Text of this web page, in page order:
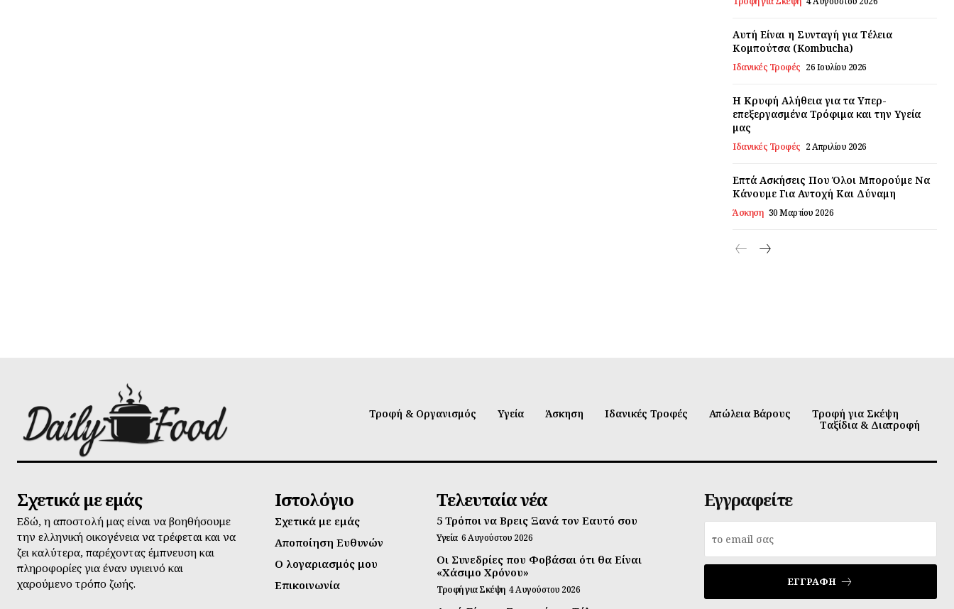
Αυτή Είναι η Συνταγή για Τέλεια
Κομπούτσα (Kombucha)
Ιδανικές Τροφές 26 Ιουλίου 2026
Η Κρυφή Αλήθεια για τα Υπερ-
επεξεργασμένα Τρόφιμα και την Υγεία
μας
Ιδανικές Τροφές 2 Απριλίου 2026
Επτά Ασκήσεις Που Όλοι Μπορούμε Να
Κάνουμε Για Αντοχή Και Δύναμη
Άσκηση 30 Μαρτίου 2026
Τροφή & Οργανισμός Υγεία Άσκηση Ιδανικές Τροφές Απώλεια Βάρους
Τροφή για Σκέψη
Ταξίδια & Διατροφή
Σχετικά με εμάς
Εδώ, η αποστολή μας είναι να βοηθήσουμε
την ελληνική οικογένεια να τρέφεται και να
ζει καλύτερα, παρέχοντας έμπνευση και
πληροφορίες για έναν υγιεινό και
χαρούμενο τρόπο ζωής.
Ιστολόγιο
Σχετικά με εμάς
Αποποίηση Ευθυνών
Ο λογαριασμός μου
Επικοινωνία
Τελευταία νέα
5 Τρόποι να Βρεις Ξανά τον Εαυτό σου
Υγεία 6 Αυγούστου 2026
Οι Συνεδρίες που Φοβάσαι ότι θα Είναι
«Χάσιμο Χρόνου»
Τροφή για Σκέψη 4 Αυγούστου 2026
Εγγραφείτε
ΕΓΓΡΑΦΉ